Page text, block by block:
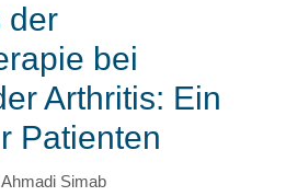
der
bei
Arthritis: Ein
Patienten
Simab